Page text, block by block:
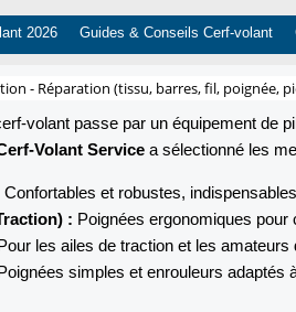
2026 Guides & Conseils Cerf-volant
- Réparation (tissu, barres, fil, poignée,
volant passe par un équipement de
Volant Service a sélectionné les
Confortables et robustes,
: Poignées ergonomiques
les ailes de traction et les
simples et enrouleurs adaptés